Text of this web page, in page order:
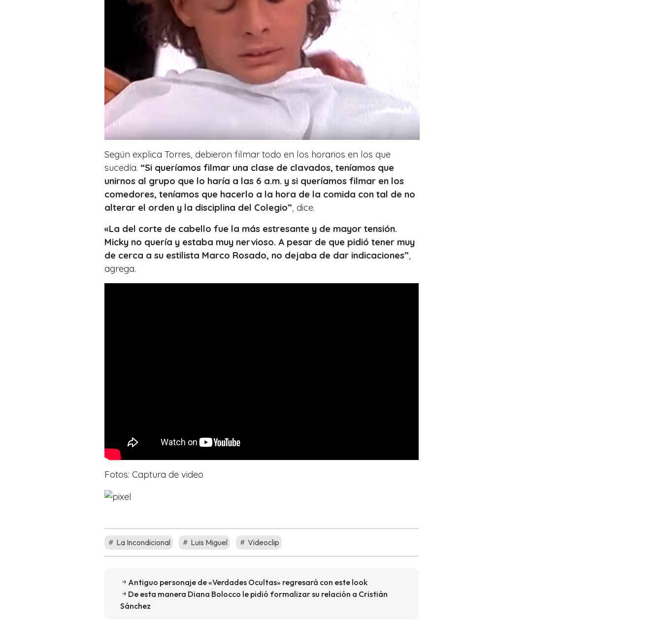
Según explica Torres, debieron filmar todo en los horarios en los que
sucedía. “Si queríamos filmar una clase de clavados, teníamos que
unirnos al grupo que lo haría a las 6 a.m. y si queríamos filmar en los
comedores, teníamos que hacerlo a la hora de la comida con tal de no
alterar el orden y la disciplina del Colegio”, dice.
«La del corte de cabello fue la más estresante y de mayor tensión.
Micky no quería y estaba muy nervioso. A pesar de que pidió tener muy
de cerca a su estilista Marco Rosado, no dejaba de dar indicaciones”,
agrega.
Fotos: Captura de video
La Incondicional Luis Miguel Videoclip
Antiguo personaje de «Verdades Ocultas» regresará con este look
De esta manera Diana Bolocco le pidió formalizar su relación a Cristián
Sánchez